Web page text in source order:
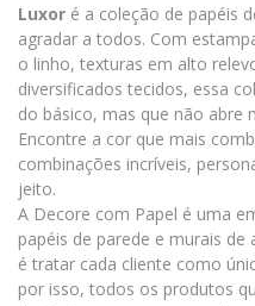
Luxor é a coleção de papéis
agradar a todos. Com
o linho, texturas em alto
diversificados tecidos, essa
do básico, mas que não abre
Encontre a cor que mais
combinações incríveis,
jeito.
A Decore com Papel é uma
papéis de parede e murais de
é tratar cada cliente como
por isso, todos os produtos